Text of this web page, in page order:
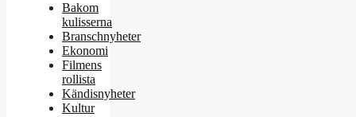
Bakom
kulisserna
Branschnyheter
Ekonomi
Filmens
rollista
Kändisnyheter
Kultur